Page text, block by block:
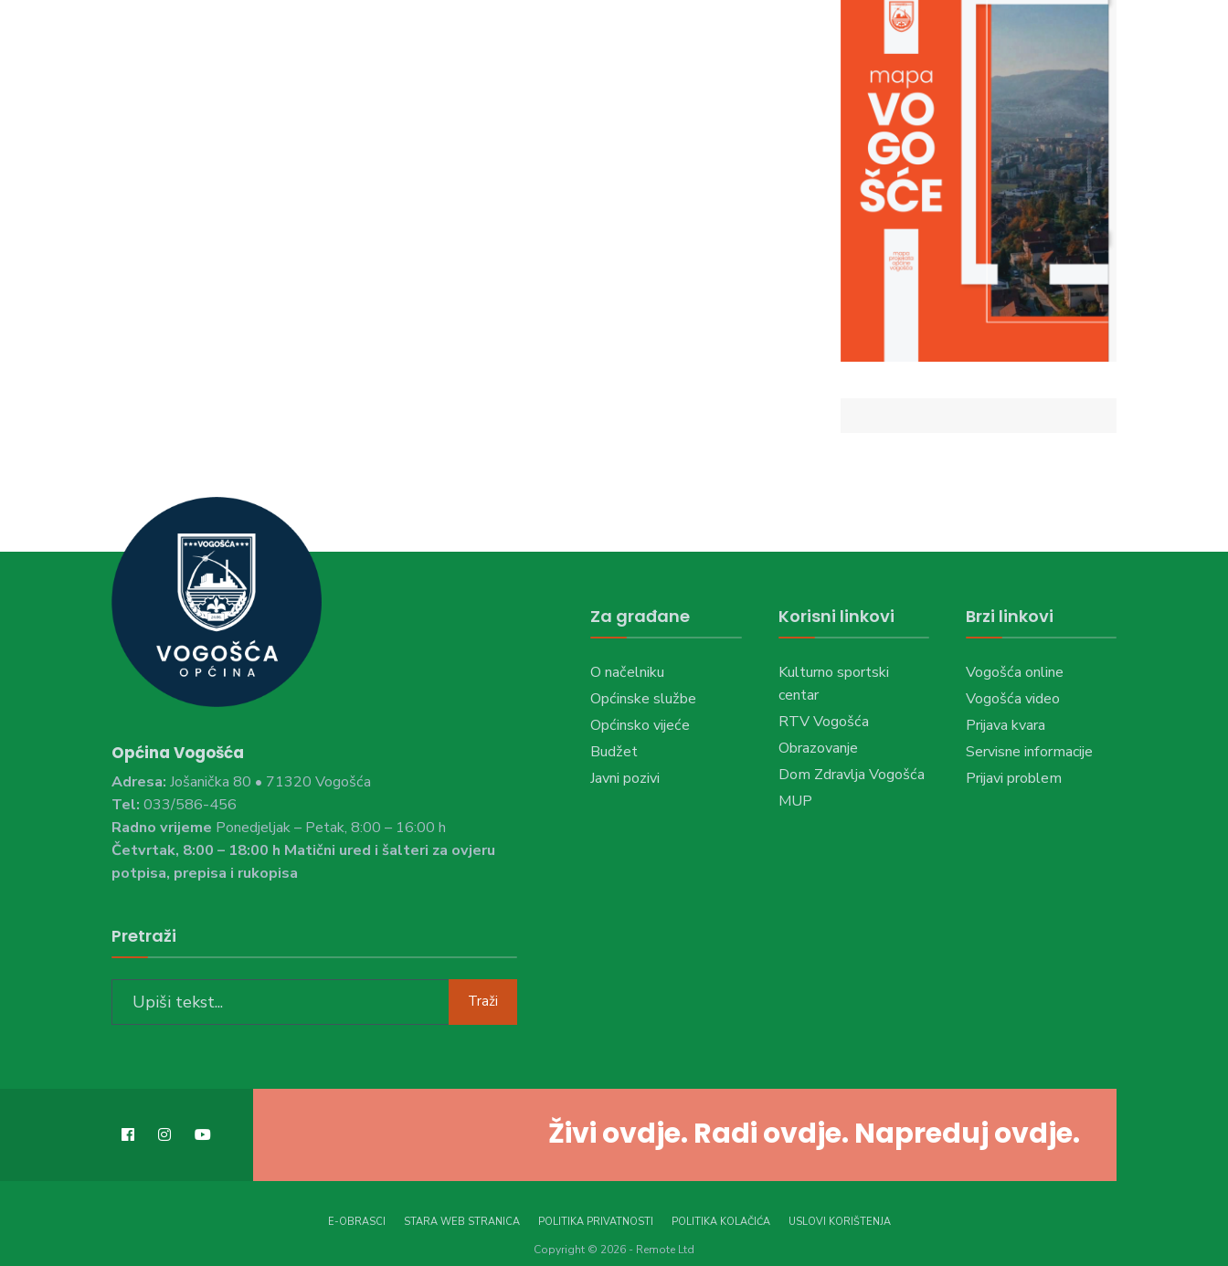
Općina Vogošća
Adresa: Jošanička 80 • 71320 Vogošća
Tel: 033/586-456
Radno vrijeme Ponedjeljak – Petak, 8:00 – 16:00 h
Četvrtak, 8:00 – 18:00 h Matični ured i šalteri za ovjeru
potpisa, prepisa i rukopisa
Pretraži
Traži
Za građane
O načelniku
Općinske službe
Općinsko vijeće
Budžet
Javni pozivi
Korisni linkovi
Kulturno sportski
centar
RTV Vogošća
Obrazovanje
Dom Zdravlja Vogošća
MUP
Brzi linkovi
Vogošća online
Vogošća video
Prijava kvara
Servisne informacije
Prijavi problem
Živi ovdje. Radi ovdje. Napreduj ovdje.
E-OBRASCI STARA WEB STRANICA POLITIKA PRIVATNOSTI POLITIKA KOLAČIĆA USLOVI KORIŠTENJA
Copyright © 2026 - Remote Ltd